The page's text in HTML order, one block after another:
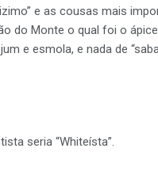
e as cousas mais
do Monte o qual foi o
e esmola, e nada de
seria “Whiteísta”.